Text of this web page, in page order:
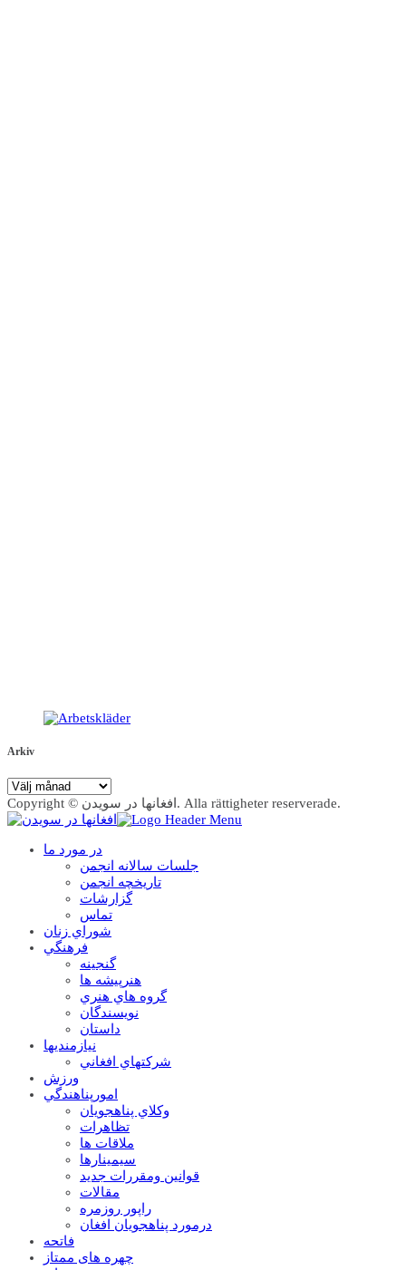
Arkiv
Arkiv
Copyright © افغانها در سویدن. Alla rättigheter reserverade.
در مورد ما
جلسات سالانه انجمن
تاریخچه انجمن
گزارشات
تماس
شوراي زنان
فرهنگي
گنجينه
هنرپيشه ها
گروه هاي هنري
نويسندگان
داستان
نيازمنديها
شرکتهاي افغاني
ورزش
امورپناهندگي
وکلاي پناهجويان
تظاهرات
ملاقات ها
سيمينارها
قوانين ومقررات جديد
مقالات
راپور روزمره
درمورد پناهجويان افغان
فاتحه
چهره های ممتاز